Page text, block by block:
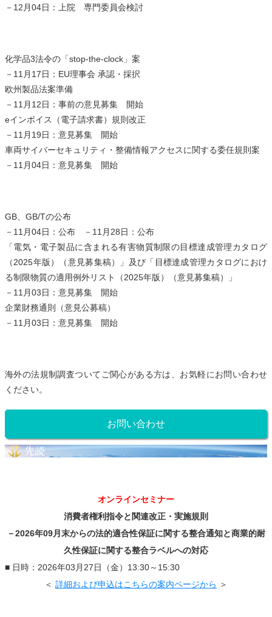
－12月04日：上院 専門委員会検討
化学品3法令の「stop-the-clock」案
－11月17日：EU理事会 承認・採択
欧州製品法案準備
－11月12日：事前の意見募集 開始
eインボイス（電子請求書）規則改正
－11月19日：意見募集 開始
車両サイバーセキュリティ・整備情報アクセスに関する委任規則案
－11月04日：意見募集 開始
GB、GB/Tの公布
－11月04日：公布 －11月28日：公布
「電気・電子製品に含まれる有害物質制限の目標達成管理カタログ
（2025年版）（意見募集稿）」及び「目標達成管理カタログにおけ
る制限物質の適用例外リスト（2025年版）（意見募集稿）」
－11月03日：意見募集 開始
企業財務通則（意見公募稿）
－11月03日：意見募集 開始
海外の法規制調査ついてご関心がある方は、お気軽にお問い合わせ
ください。
お問い合わせ
オンラインセミナー
消費者権利指令と関連改正・実施規則
－2026年09月末からの法的適合性保証に関する整合通知と商業的耐
久性保証に関する整合ラベルへの対応
■ 日時：2026年03月27日（金）13:30～15:30
＜ 詳細および申込はこちらの案内ページから ＞